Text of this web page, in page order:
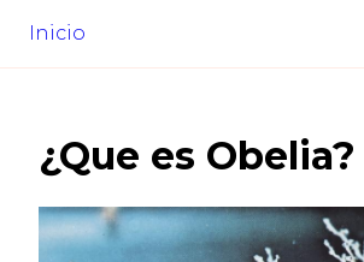
Inicio
¿Que es Obelia?